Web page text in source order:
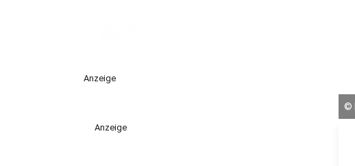
Anzeige
Anzeige
©